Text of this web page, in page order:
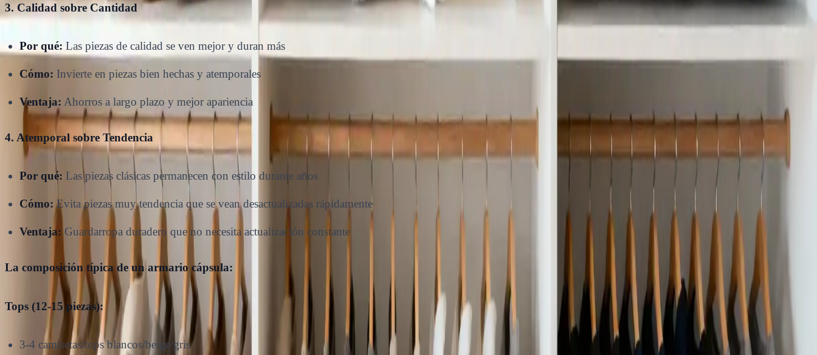
3. Calidad sobre Cantidad
Por qué: Las piezas de calidad se ven mejor y duran más
Cómo: Invierte en piezas bien hechas y atemporales
Ventaja: Ahorros a largo plazo y mejor apariencia
4. Atemporal sobre Tendencia
Por qué: Las piezas clásicas permanecen con estilo durante años
Cómo: Evita piezas muy tendencia que se vean desactualizadas rápidamente
Ventaja: Guardarropa duradero que no necesita actualización constante
La composición típica de un armario cápsula:
Tops (12-15 piezas):
3-4 camisetas/tops blancos/beige/gris